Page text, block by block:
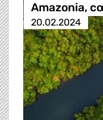
Amazonia,
20.02.2024